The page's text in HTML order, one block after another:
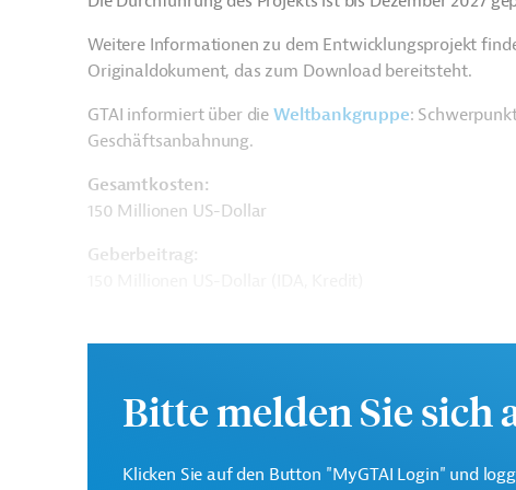
Weitere Informationen zu dem Entwicklungsprojekt
Originaldokument, das zum Download bereitsteht.
GTAI informiert über die Weltbankgruppe:
Geschäftsanbahnung.
Gesamtkosten:
150 Millionen US-Dollar
Geberbeitrag:
Bitte melden Sie sich
Klicken Sie auf den Button "MyGTAI Login" und